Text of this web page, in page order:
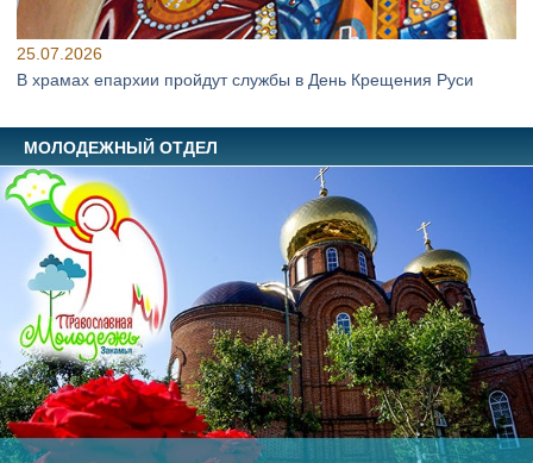
25.07.2026
В храмах епархии пройдут службы в День Крещения Руси
МОЛОДЕЖНЫЙ ОТДЕЛ